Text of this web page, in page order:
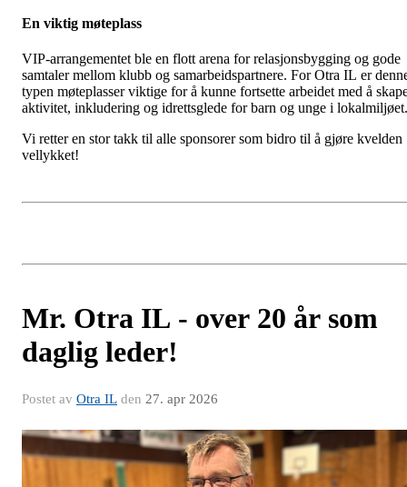
En viktig møteplass
VIP-arrangementet ble en flott arena for relasjonsbygging og gode
samtaler mellom klubb og samarbeidspartnere. For Otra IL er
typen møteplasser viktige for å kunne fortsette arbeidet med å
aktivitet, inkludering og idrettsglede for barn og unge i lokalmiljøet.
Vi retter en stor takk til alle sponsorer som bidro til å gjøre kvelden
vellykket!
Mr. Otra IL - over 20 år som
daglig leder!
Postet av Otra IL den 27. apr 2026